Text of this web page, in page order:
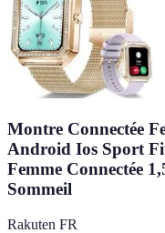
Montre Connectée
Android Ios Sport
Femme Connectée
Sommeil
Rakuten FR